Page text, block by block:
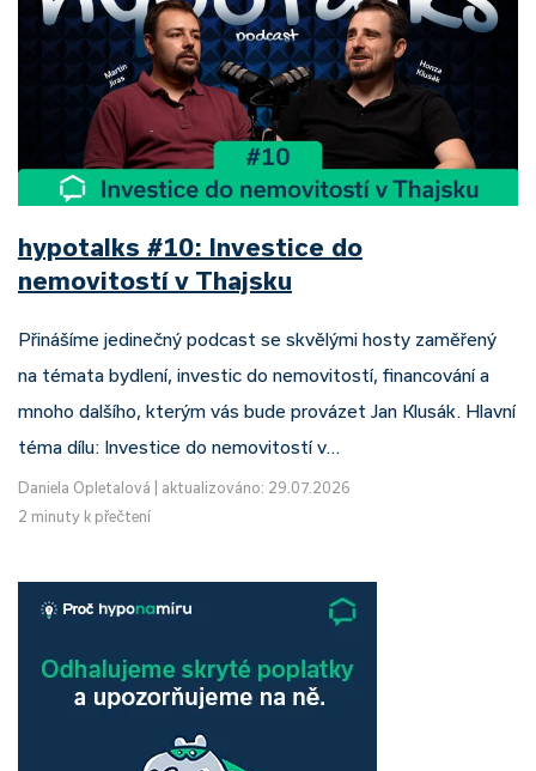
hypotalks #10: Investice do
nemovitostí v Thajsku
Přinášíme jedinečný podcast se skvělými hosty zaměřený
na témata bydlení, investic do nemovitostí, financování a
mnoho dalšího, kterým vás bude provázet Jan Klusák. Hlavní
téma dílu: Investice do nemovitostí v…
Daniela Opletalová
aktualizováno: 29.07.2026
2 minuty k přečtení